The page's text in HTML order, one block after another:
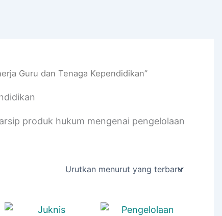
Guru dan Tenaga Kependidikan”
produk hukum mengenai pengelolaan